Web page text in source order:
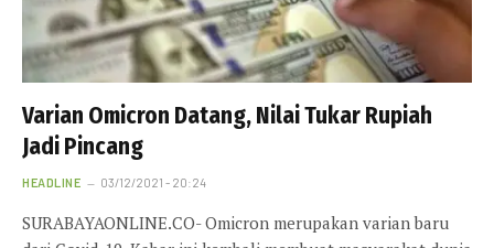
Varian Omicron Datang, Nilai Tukar Rupiah
Jadi Pincang
HEADLINE 03/12/2021 - 20:24
SURABAYAONLINE.CO- Omicron merupakan varian baru